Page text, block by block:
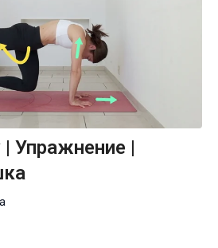
Упражнение |